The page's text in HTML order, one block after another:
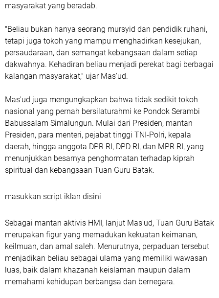
masyarakat yang beradab.
"Beliau bukan hanya seorang mursyid dan pendidik ruhani,
tetapi juga tokoh yang mampu menghadirkan kesejukan,
persaudaraan, dan semangat kebangsaan dalam setiap
dakwahnya. Kehadiran beliau menjadi perekat bagi berbagai
kalangan masyarakat," ujar Mas'ud.
Mas'ud juga mengungkapkan bahwa tidak sedikit tokoh
nasional yang pernah bersilaturahmi ke Pondok Serambi
Babussalam Simalungun. Mulai dari Presiden, mantan
Presiden, para menteri, pejabat tinggi TNI-Polri, kepala
daerah, hingga anggota DPR RI, DPD RI, dan MPR RI, yang
menunjukkan besarnya penghormatan terhadap kiprah
spiritual dan kebangsaan Tuan Guru Batak.
masukkan script iklan disini
Sebagai mantan aktivis HMI, lanjut Mas'ud, Tuan Guru Batak
merupakan figur yang memadukan kekuatan keimanan,
keilmuan, dan amal saleh. Menurutnya, perpaduan tersebut
menjadikan beliau sebagai ulama yang memiliki wawasan
luas, baik dalam khazanah keislaman maupun dalam
memahami kehidupan berbangsa dan bernegara.